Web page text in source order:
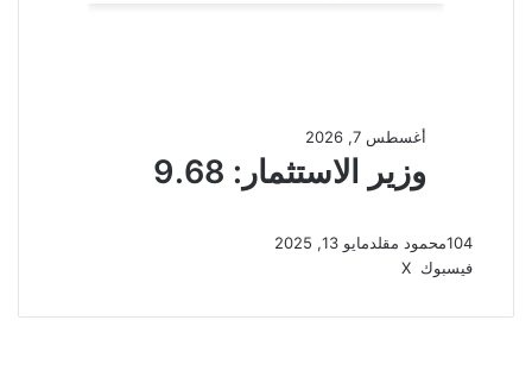
محمود مقلدمايو 13, 2025
فيسبوك ‫X
البريد